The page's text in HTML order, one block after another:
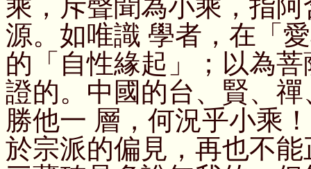
乘，斥聲聞為小乘，指
源。如唯識 學者，在「
的「自性緣起」；以為
證的。中國的台、賢、
勝他一 層，何況乎小乘
於宗派的偏見，再也不